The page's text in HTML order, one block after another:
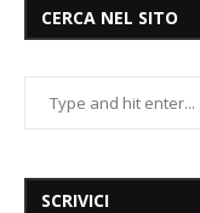
CERCA NEL SITO
SCRIVICI